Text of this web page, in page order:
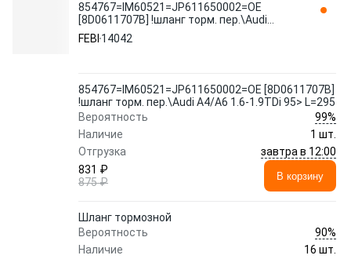
854767=IM60521=JP611650002=OE
[8D0611707B] !шланг торм. пер.\Audi
A4/A6 1.6-1.9TDi 95> L=295 14042 FEBI
FEBI 14042
854767=IM60521=JP611650002=OE [8D0611707B]
!шланг торм. пер.\Audi A4/A6 1.6-1.9TDi 95> L=295
Вероятность
99%
Наличие
1 шт.
Отгрузка
завтра в 12:00
831 ₽
875 ₽
В корзину
Шланг тормозной
Вероятность
90%
Наличие
16 шт.